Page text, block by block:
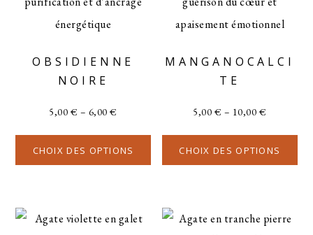
OBSIDIENNE
NOIRE
5,00€ – 6,00€
CHOIX DES OPTIONS
MANGANOCALCI
TE
5,00€ – 10,00€
CHOIX DES OPTIONS